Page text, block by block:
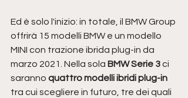
Ed è solo l'inizio: in totale, il BMW Group
offrirà 15 modelli BMW e un modello
MINI con trazione ibrida plug-in da
marzo 2021. Nella sola BMW Serie 3 ci
saranno quattro modelli ibridi plug-in
tra cui scegliere in futuro, tre dei quali